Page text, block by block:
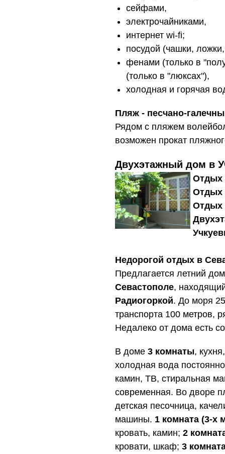
сейфами,
электрочайниками,
интернет wi-fi;
посудой (чашки,
фенами (только в
(только в "люксах"),
холодная и горячая
Пляж - песчано-
Рядом с пляжем
возможен прокат
Двухэтажный дом в
Отдых
Отдых
Отдых
Недорогой отдых в
Предлагается летний
Севастополе,
Радиогоркой. До моря
транспорта 100 метров,
Недалеко от дома есть
В доме 3 комнаты,
холодная вода
камин, ТВ, стиральная
современная. Во дворе
детская песочница,
машины. 1 комната (3-х
кровать, камин; 2
кровати, шкаф; 3